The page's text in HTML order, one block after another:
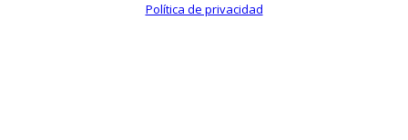
Política de privacidad